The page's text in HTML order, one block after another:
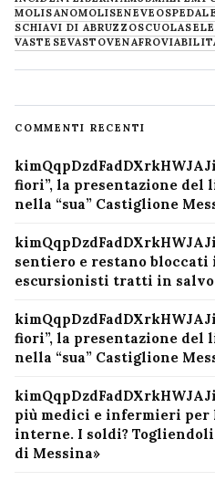
MOLISANOMOLISENEVE OSPEDALE
SCHIAVI DI ABRUZZOSCUOLA
VASTESEVASTOVENAFRO
COMMENTI RECENTI
fiori”, la presentazione del
nella “sua” Castiglione
sentiero e restano bloccati
escursionisti tratti in salvo
fiori”, la presentazione del
nella “sua” Castiglione
più medici e infermieri per
interne. I soldi?
di Messina»